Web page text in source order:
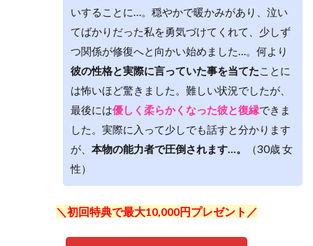
いすることに…。穏やかで暖かみがあり、泣い
てばかりだった私を勇気づけてくれて、少しず
つ関係が修復へと向かい始めました…。何より
彼の性格と実際に言っていた事を当てたことに
は怖いほど驚きました。難しい状況でしたが、
最後には優しく柔らかくなった彼と復縁できま
した。実際に入って少しでも話すと分かります
が、 本物の能力者で圧倒されます…。
（30歳 女
性）
＼初回特典で最大10,000円プレゼント／